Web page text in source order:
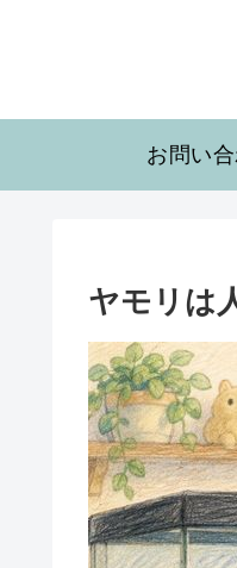
お問い
ヤモリは